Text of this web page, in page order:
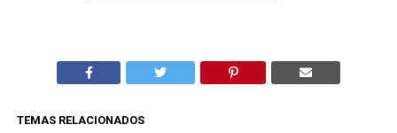
TEMAS RELACIONADOS